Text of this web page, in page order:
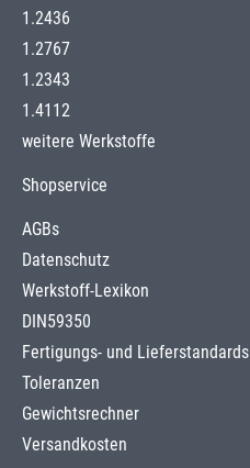
1.2436
1.2767
1.2343
1.4112
weitere Werkstoffe
Shopservice
AGBs
Datenschutz
Werkstoff-Lexikon
DIN59350
Fertigungs- und Lieferstandards
Toleranzen
Gewichtsrechner
Versandkosten